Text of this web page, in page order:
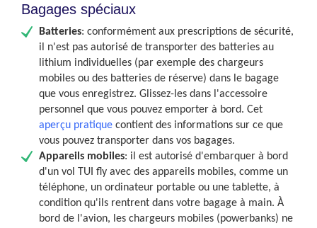
Bagages spéciaux
Batteries: conformément aux prescriptions de sécurité,
il n'est pas autorisé de transporter des batteries au
lithium individuelles (par exemple des chargeurs
mobiles ou des batteries de réserve) dans le bagage
que vous enregistrez. Glissez-les dans l'accessoire
personnel que vous pouvez emporter à bord. Cet
aperçu pratique contient des informations sur ce que
vous pouvez transporter dans vos bagages.
Appareils mobiles: i l est autorisé d'embarquer à bord
d'un vol TUI fly avec des appareils mobiles, comme un
téléphone, un ordinateur portable ou une tablette, à
condition qu'ils rentrent dans votre bagage à main. À
bord de l'avion, les chargeurs mobiles (powerbanks) ne